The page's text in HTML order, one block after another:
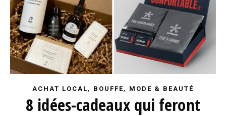
ACHAT LOCAL, BOUFFE, MODE & BEAUTÉ
8 idées-cadeaux qui feront